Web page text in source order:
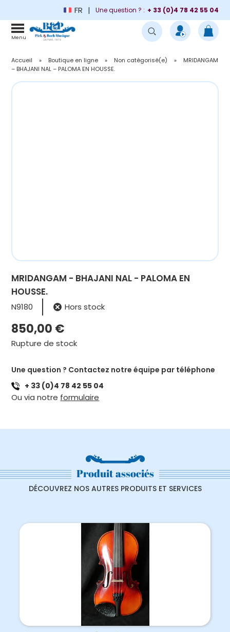
FR Une question ? : + 33 (0)4 78 42 55 04
Menu
Accueil » Boutique en ligne » Non catégorisé(e) »
MRIDANGAM
– BHAJANI NAL – PALOMA EN HOUSSE.
MRIDANGAM - BHAJANI NAL - PALOMA EN
HOUSSE.
N9180 Hors stock
850,00 €
Rupture de stock
Une question ? Contactez notre équipe par téléphone
+ 33 (0)4 78 42 55 04
Ou via notre formulaire
Produit associés
DÉCOUVREZ NOS AUTRES PRODUITS ET SERVICES